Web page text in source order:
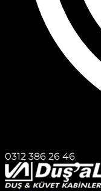
0312 386 26 46